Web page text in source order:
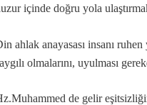
deyimi üzerine…
içinde doğru yola
ahlak anayasası insanı
olmalarını, uyulması
de gelir